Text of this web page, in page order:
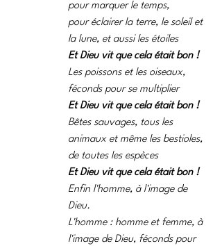
pour marquer le temps,
pour éclairer la terre, le soleil et
la lune, et aussi les étoiles
Et Dieu vit que cela était bon !
Les poissons et les oiseaux,
féconds pour se multiplier
Et Dieu vit que cela était bon !
Bêtes sauvages, tous les
animaux et même les bestioles,
de toutes les espèces
Et Dieu vit que cela était bon !
Enfin l'homme, à l'image de
Dieu.
L'homme : homme et femme, à
l'image de Dieu, féconds pour